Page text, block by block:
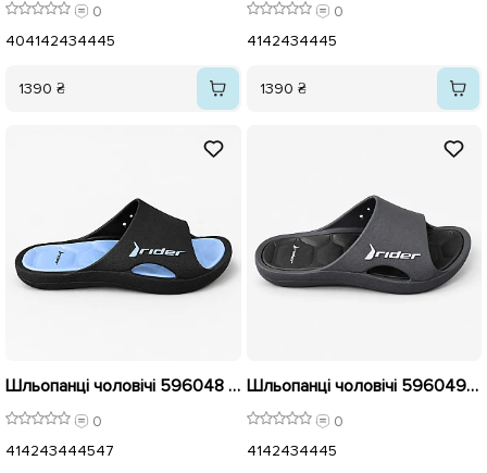
0
404142434445
1390 ₴
0
4142434445
1390 ₴
Шльопанці чоловічі 596048 Сині
0
414243444547
Шльопанці чоловічі 596049 Чорні
0
4142434445